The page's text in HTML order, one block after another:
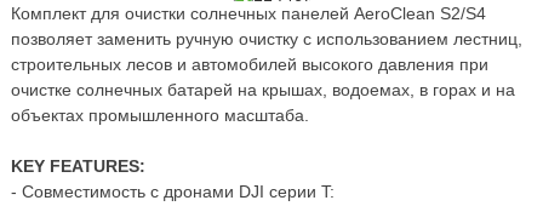
Комплект для очистки солнечных панелей AeroClean S2/S4
позволяет заменить ручную очистку с использованием лестниц,
строительных лесов и автомобилей высокого давления при
очистке солнечных батарей на крышах, водоемах, в горах и на
объектах промышленного масштаба.
KEY FEATURES:
- Совместимость с дронами DJI серии T: